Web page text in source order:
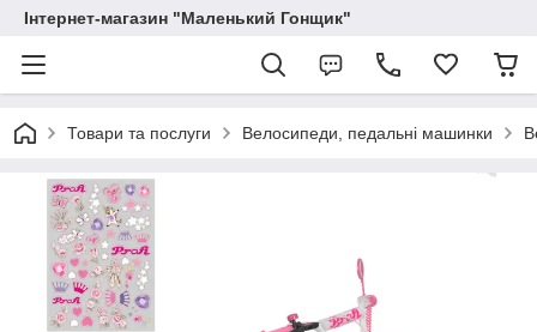
Інтернет-магазин "Маленький Гонщик"
Товари та послуги Велосипеди, педальні машинки